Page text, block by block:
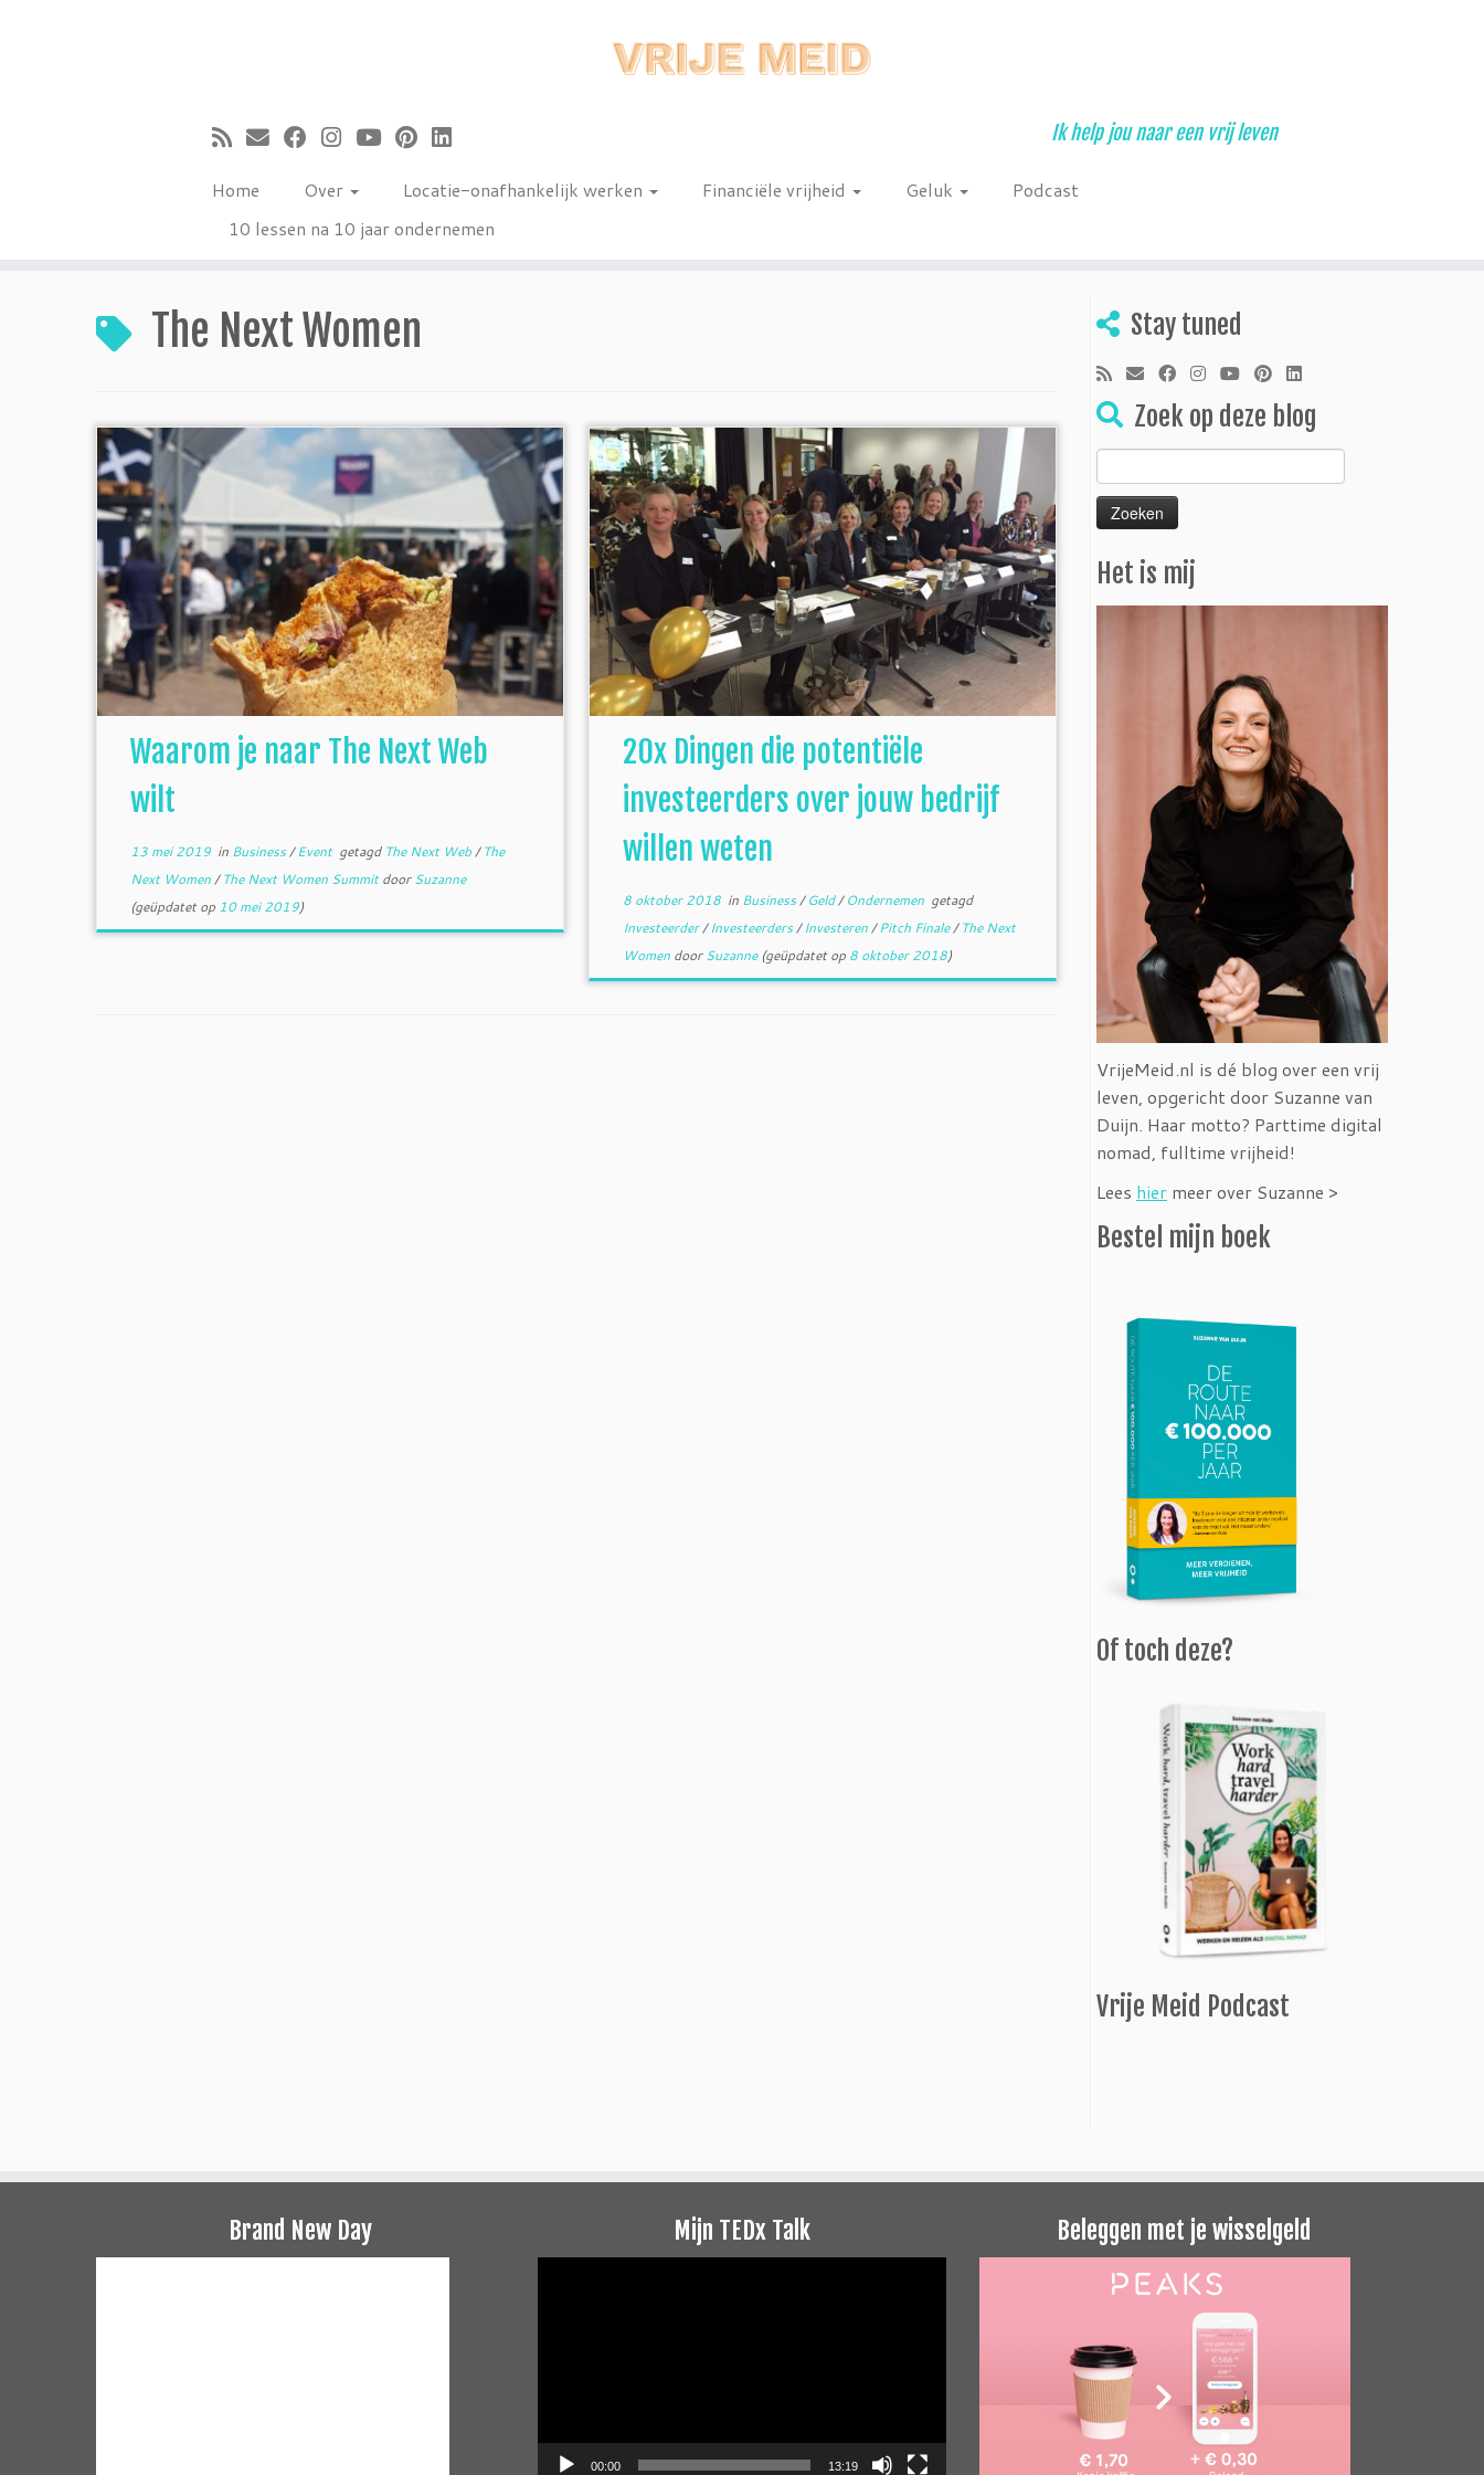
Ik help jou naar een vrij leven
Home Over Locatie-onafhankelijk werken Financiële vrijheid Geluk
Podcast
10 lessen na 10 jaar ondernemen
The Next Women
Waarom je naar The Next Web
wilt
13 mei 2019in Business/Event getagd The Next Web/The
Next Women/The Next Women SummitdoorSuzanne
(geüpdatet op 10 mei 2019)
20x Dingen die potentiële
investeerders over jouw bedrijf
willen weten
8 oktober 2018in Business/Geld/Ondernemen getagd
Investeerder/Investeerders/Investeren/Pitch Finale/The Next
Women doorSuzanne(geüpdatet op 8 oktober 2018)
Stay tuned
Zoek op deze blog
Zoeken
naar:
Het is mij
VrijeMeid.nl is dé blog over een vrij
leven, opgericht door Suzanne van
Duijn. Haar motto? Parttime digital
nomad, fulltime vrijheid!
Lees hier meer over Suzanne >
Bestel mijn boek
Of toch deze?
Vrije Meid Podcast
Brand New Day Mijn TEDx Talk
00:00 13:19
Beleggen met je wisselgeld